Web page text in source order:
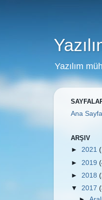
Yazılım
Ana Sayfa
ARŞIV
► 2021
► 2019
► 2018
▼ 2017